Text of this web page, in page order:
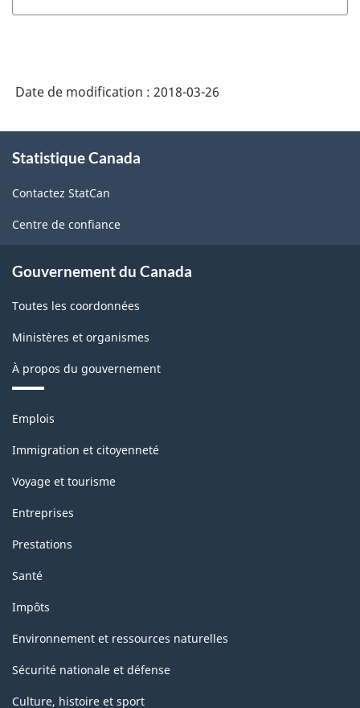
industries
l'Amérique
du
Nord
(SCIAN)
-
la
classification
Date de modification : 2018-03-26
propos
ce
site
Statistique Canada
Contactez StatCan
Centre de confiance
Gouvernement du Canada
Toutes les coordonnées
Ministères et organismes
À propos du gouvernement
Thèmes
sujets
Emplois
Immigration et citoyenneté
Voyage et tourisme
Entreprises
Prestations
Santé
Impôts
Environnement et ressources naturelles
Sécurité nationale et défense
Culture, histoire et sport